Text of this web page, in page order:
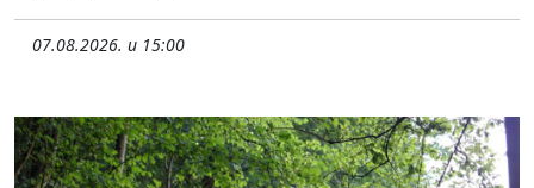
07.08.2026. u 15:00